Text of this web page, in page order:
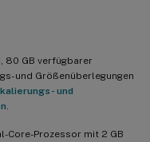
80 GB verfügbarer
und Größenüberlegungen
und
Core-Prozessor mit 2 GB